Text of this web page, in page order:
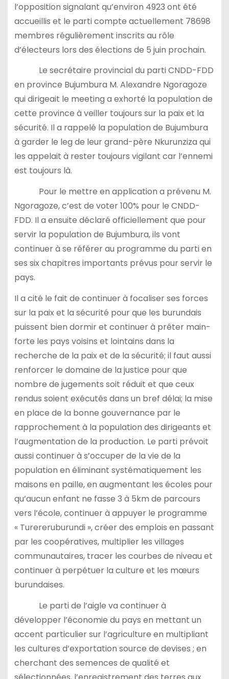
l’opposition signalant qu’environ 4923 ont été
accueillis et le parti compte actuellement 78698
membres régulièrement inscrits au rôle
d’électeurs lors des élections de 5 juin prochain.
Le secrétaire provincial du parti CNDD-FDD
en province Bujumbura M. Alexandre Ngoragoze
qui dirigeait le meeting a exhorté la population de
cette province à veiller toujours sur la paix et la
sécurité. Il a rappelé la population de Bujumbura
à garder le leg de leur grand-père Nkurunziza qui
les appelait à rester toujours vigilant car l’ennemi
est toujours là.
Pour le mettre en application a prévenu M.
Ngoragoze, c’est de voter 100% pour le CNDD-
FDD. Il a ensuite déclaré officiellement que pour
servir la population de Bujumbura, ils vont
continuer à se référer au programme du parti en
ses six chapitres importants prévus pour servir le
pays.
Il a cité le fait de continuer à focaliser ses forces
sur la paix et la sécurité pour que les burundais
puissent bien dormir et continuer à prêter main-
forte les pays voisins et lointains dans la
recherche de la paix et de la sécurité; il faut aussi
renforcer le domaine de la justice pour que
nombre de jugements soit réduit et que ceux
rendus soient exécutés dans un bref délai; la mise
en place de la bonne gouvernance par le
rapprochement à la population des dirigeants et
l’augmentation de la production. Le parti prévoit
aussi continuer à s’occuper de la vie de la
population en éliminant systématiquement les
maisons en paille, en augmentant les écoles pour
qu’aucun enfant ne fasse 3 à 5km de parcours
vers l’école, continuer à appuyer le programme
« Turereruburundi », créer des emplois en passant
par les coopératives, multiplier les villages
communautaires, tracer les courbes de niveau et
continuer à perpétuer la culture et les mœurs
burundaises.
Le parti de l’aigle va continuer à
développer l’économie du pays en mettant un
accent particulier sur l’agriculture en multipliant
les cultures d’exportation source de devises ; en
cherchant des semences de qualité et